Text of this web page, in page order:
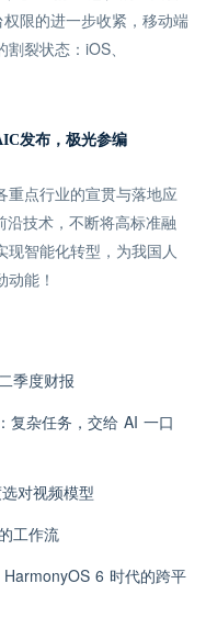
限的进一步收紧，移动端
裂状态：iOS、
发布，极光参编
重点行业的宣贯与落地应
沿技术，不断将高标准融
现智能化转型，为我国人
能！
季度财报
复杂任务，交给 AI 一口
对视频模型
工作流
6 时代的跨平